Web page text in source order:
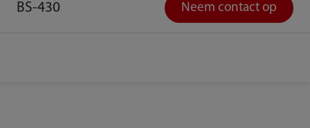
BS-430 Neem contact op